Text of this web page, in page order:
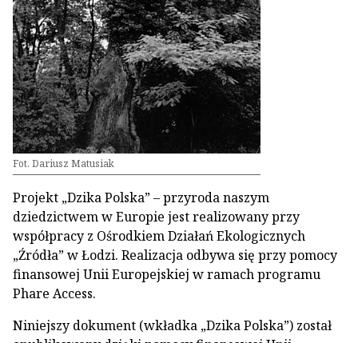
Fot. Dariusz Matusiak
Projekt „Dzika Polska” – przyroda naszym
dziedzictwem w Europie jest realizowany przy
współpracy z Ośrodkiem Działań Ekologicznych
„Źródła” w Łodzi. Realizacja odbywa się przy pomocy
finansowej Unii Europejskiej w ramach programu
Phare Access.
Niniejszy dokument (wkładka „Dzika Polska”) został